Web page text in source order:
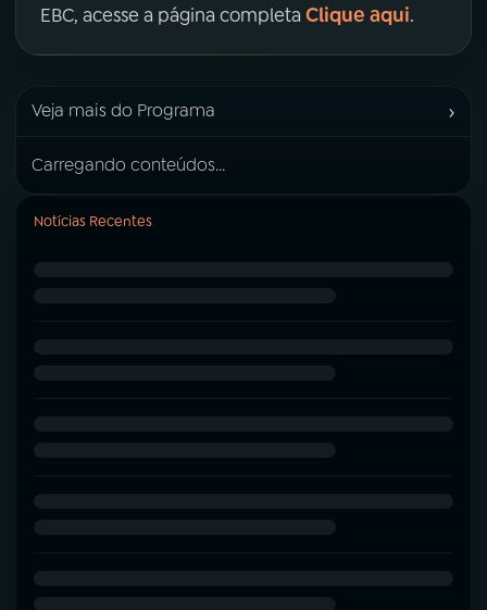
EBC, acesse a página completa Clique aqui.
Veja mais do Programa ›
Carregando conteúdos...
Notícias Recentes